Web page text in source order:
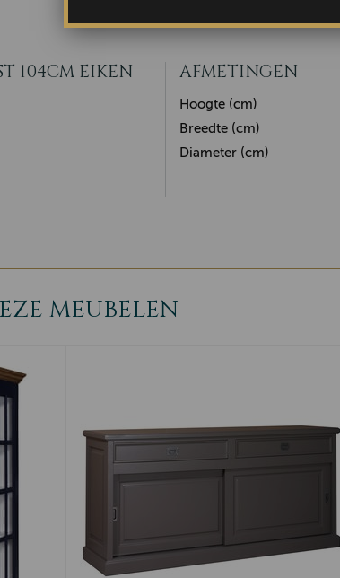
104CM EIKEN AFMETINGEN
Hoogte (cm)
Breedte (cm)
Diameter (cm)
MEUBELEN